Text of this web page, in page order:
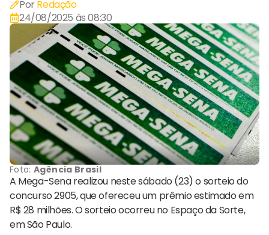
Por Redação
24/08/2025 às 08:30
Foto:Agência Brasil
A Mega-Sena realizou neste sábado (23) o sorteio do
concurso 2905, que ofereceu um prêmio estimado em
R$ 28 milhões. O sorteio ocorreu no Espaço da Sorte,
em São Paulo.